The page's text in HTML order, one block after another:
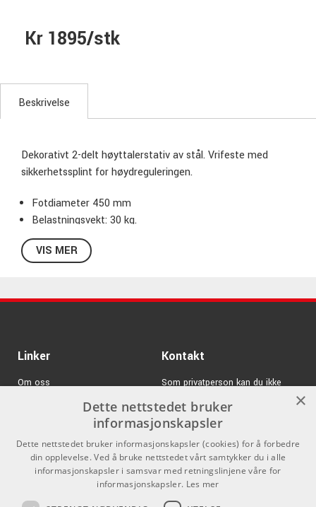
Kr 1895/stk
Beskrivelse
Dekorativt 2-delt høyttalerstativ av stål. Vrifeste med
sikkerhetssplint for høydreguleringen.
Fotdiameter 450 mm
Belastningsvekt: 30 kg.
Høyde: 1100-1810 mm
Vekt: 10,44 kg
VIS MER
Linker
Om oss
GDPR & Cookies
Kontakt
Som privatperson kan du ikke
kjøpe på denne nettsiden, alt salg
skjer gjennom våre forhandlere.
info@emnordic.no
×
Dette nettstedet bruker
informasjonskapsler
Dette nettstedet bruker informasjonskapsler (cookies) for å forbedre
din opplevelse. Ved å bruke nettstedet vårt samtykker du i alle
informasjonskapsler i samsvar med retningslinjene våre for
informasjonskapsler. Les mer